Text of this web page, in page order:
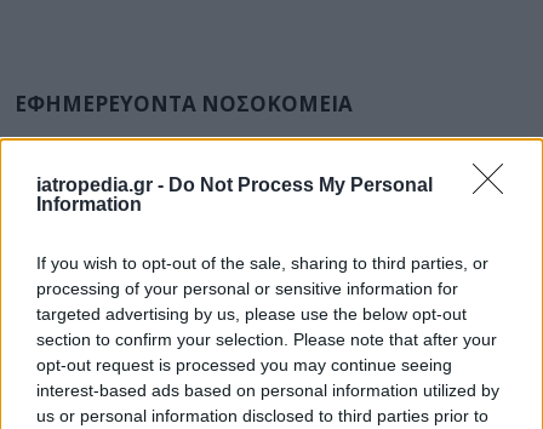
iatropedia.gr - Do Not Process My Personal
Information
If you wish to opt-out of the sale, sharing to third parties, or
processing of your personal or sensitive information for
targeted advertising by us, please use the below opt-out
section to confirm your selection. Please note that after your
opt-out request is processed you may continue seeing
interest-based ads based on personal information utilized by
us or personal information disclosed to third parties prior to
ΕΦΗΜΕΡΕΥΟΝΤΑ ΝΟΣΟΚΟΜΕΙΑ
Δείτε ποιάνοσοκομείαεφημερεύουν